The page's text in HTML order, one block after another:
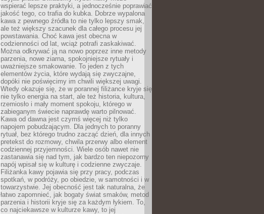
wspierać lepsze praktyki, a jednocześnie poprawiać
jakość tego, co trafia do kubka. Dobrze wypalona
kawa z pewnego źródła to nie tylko lepszy smak,
ale też większy szacunek dla całego procesu jej
powstawania. Choć kawa jest obecna w
codzienności od lat, wciąż potrafi zaskakiwać.
Można odkrywać ją na nowo poprzez inne metody
parzenia, nowe ziarna, spokojniejsze rytuały i
uważniejsze smakowanie. To jeden z tych
elementów życia, które wydają się zwyczajne,
dopóki nie poświęcimy im chwili większej uwagi.
Wtedy okazuje się, że w porannej filiżance kryje się
nie tylko energia na start, ale też historia, kultura,
rzemiosło i mały moment spokoju, którego w
zabieganym świecie naprawdę warto pilnować.
Kawa od dawna jest czymś więcej niż tylko
napojem pobudzającym. Dla jednych to poranny
rytuał, bez którego trudno zacząć dzień, dla innych
pretekst do rozmowy, chwila przerwy albo element
codziennej przyjemności. Wiele osób nawet nie
zastanawia się nad tym, jak bardzo ten niepozorny
napój wpisał się w kulturę i codzienne zwyczaje.
Filiżanka kawy pojawia się przy pracy, podczas
spotkań, w podróży, po obiedzie, w samotności i w
towarzystwie. Jej obecność jest tak naturalna, że
łatwo zapomnieć, jak bogaty świat smaków, metod
parzenia i historii kryje się za każdym łykiem. To,
co najciekawsze w kulturze kawy, to jej